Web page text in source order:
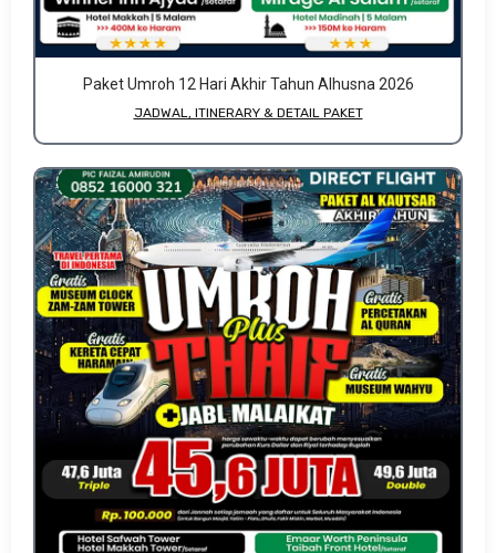
Paket Umroh 12 Hari Akhir Tahun Alhusna 2026
JADWAL, ITINERARY & DETAIL PAKET